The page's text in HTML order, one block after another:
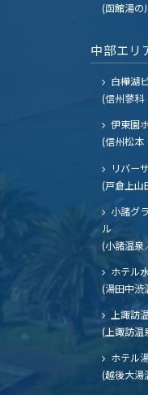
(函館湯の
中部エリ
白樺湖
(信州蓼科
伊東園
(信州松本
リバー
(戸倉上山
小諸グ
ル
(小諸温泉
ホテル
(湯田中渋
上諏訪
(上諏訪温
ホテル
(越後大湯